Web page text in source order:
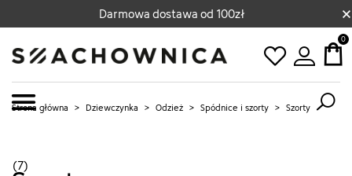
Darmowa dostawa od 100zł ×
0
Strona główna > Dziewczynka > Odzież > Spódnice i szorty > Szorty
(7)